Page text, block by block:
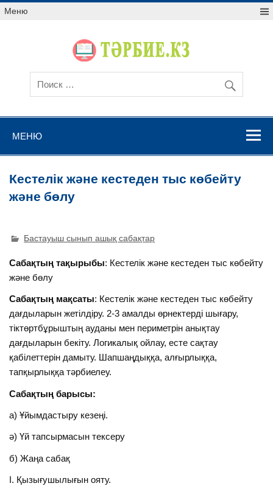
Меню
МЕНЮ
Кестелік және кестеден тыс көбейту
және бөлу
Бастауыш сынып ашық сабақтар
Сабақтың тақырыбы: Кестелік және кестеден тыс көбейту
және бөлу
Сабақтың мақсаты: Кестелік және кестеден тыс көбейту
дағдыларын жетілдіру. 2-3 амалды өрнектерді шығару,
тіктөртбұрыштың ауданы мен периметрін анықтау
дағдыларын бекіту. Логикалық ойлау, есте сақтау
қабілеттерін дамыту. Шапшаңдыққа, алғырлыққа,
тапқырлыққа тәрбиелеу.
Сабақтың барысы:
а) Ұйымдастыру кезеңі.
ә) Үй тапсырмасын тексеру
б) Жаңа сабақ
І. Қызығушылығын ояту.